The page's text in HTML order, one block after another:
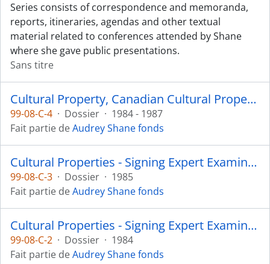
Series consists of correspondence and memoranda,
reports, itineraries, agendas and other textual
material related to conferences attended by Shane
where she gave public presentations.
Sans titre
Cultural Property, Canadian Cultural Property Export Review Board
99-08-C-4 · Dossier · 1984 - 1987
Fait partie deAudrey Shane fonds
Cultural Properties - Signing Expert Examiner: Cribbage Board
99-08-C-3 · Dossier · 1985
Fait partie deAudrey Shane fonds
Cultural Properties - Signing Expert Examiner: Appeal on Rattle
99-08-C-2 · Dossier · 1984
Fait partie deAudrey Shane fonds